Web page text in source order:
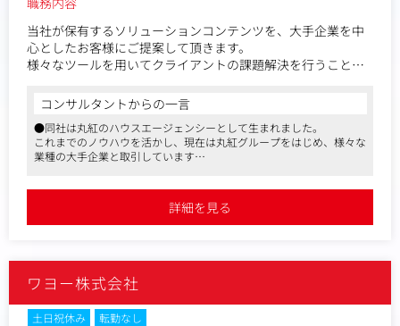
当社が保有するソリューションコンテンツを、大手企業を中
心としたお客様にご提案して頂きます。
様々なツールを用いてクライアントの課題解決を行うことが
ることから、顧客に合わせ柔軟に対応することができます。
ご自身でアサインした社外パートナーと協働することも可能
であるため、比較的自由度高く裁量を持って営業を行うこと
が出来ます。
ィングを行い、広告媒体やWeb・映像・印刷物などのコミュ
ニケーションツールを通じて、クライアントの課題解決を導
課題抽出から企画の提案、制作進行管理、効果検証、アフタ
ーフォローまでをお任せします。
コンサルタントからの一言
●同社は丸紅のハウスエージェンシーとして生まれました。
これまでのノウハウを活かし、現在は丸紅グループをはじめ、様々な
業種の大手企業と取引しています
●スケールの大きさから、忙しいイメージになるかもしれませんが、
同社は就業環境も良く、残業は月20時間程度。ワークライフバランス
のとれる会社です
詳細を見る
ワヨー株式会社
土日祝休み
転勤なし